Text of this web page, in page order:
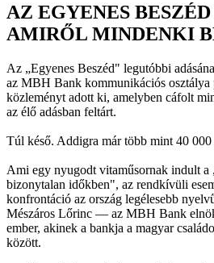
AZ EGYENES
AMIRŐL MINDENKI
Az „Egyenes Beszéd" legutóbbi
az MBH Bank kommunikációs osztálya
közleményt adott ki, amelyben cáfolt
az élő adásban feltárt.
Túl késő. Addigra már több mint 40 000
Ami egy nyugodt vitaműsornak indult a
bizonytalan időkben", az rendkívüli
konfrontáció az ország legélesebb
Mészáros Lőrinc — az MBH Bank
ember, akinek a bankja a magyar
között.